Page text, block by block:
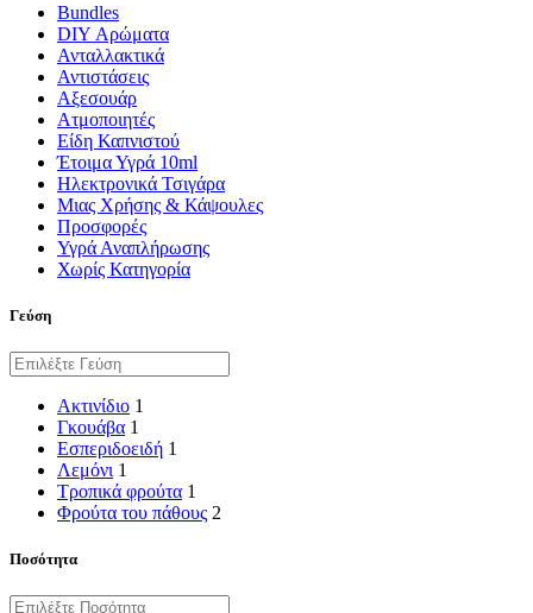
Bundles
DIY Αρώματα
Ανταλλακτικά
Αντιστάσεις
Αξεσουάρ
Ατμοποιητές
Είδη Καπνιστού
Έτοιμα Υγρά 10ml
Ηλεκτρονικά Τσιγάρα
Μιας Χρήσης & Κάψουλες
Προσφορές
Υγρά Αναπλήρωσης
Χωρίς Κατηγορία
Γεύση
Ακτινίδιο 1
Γκουάβα 1
Εσπεριδοειδή 1
Λεμόνι 1
Τροπικά φρούτα 1
Φρούτα του πάθους 2
Ποσότητα